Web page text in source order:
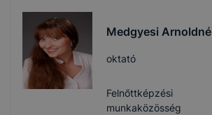
Medgyesi Arnoldné
oktató
Felnőttképzési
munkaközösség